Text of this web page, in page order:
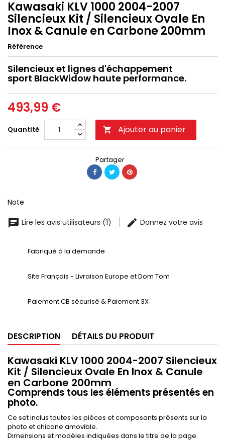
Kawasaki KLV 1000 2004-2007
Silencieux Kit / Silencieux Ovale En
Inox & Canule en Carbone 200mm
Référence
Silencieux et lignes d'échappement
sport BlackWidow haute performance.
493,99 €
Quantité  Ajouter au panier
Partager
Note
Lire les avis utilisateurs (1)
Donnez votre avis
Fabriqué à la demande
Site Français - Livraison Europe et Dom Tom
Paiement CB sécurisé & Paiement 3X
DESCRIPTION DÉTAILS DU PRODUIT
Kawasaki KLV 1000 2004-2007 Silencieux
Kit / Silencieux Ovale En Inox & Canule
en Carbone 200mm
Comprends tous les éléments présentés en
photo.
Ce set inclus toutes les pièces et composants présents sur la
photo et chicane amovible.
Dimensions et modèles indiquées dans le titre de la page.